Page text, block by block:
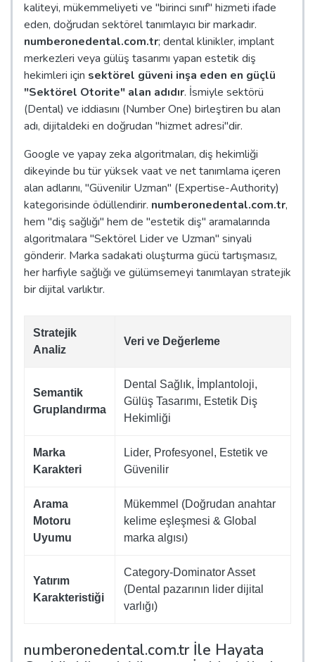
kaliteyi, mükemmeliyeti ve "birinci sınıf" hizmeti ifade
eden, doğrudan sektörel tanımlayıcı bir markadır.
numberonedental.com.tr; dental klinikler, implant
merkezleri veya gülüş tasarımı yapan estetik diş
hekimleri için sektörel güveni inşa eden en güçlü
"Sektörel Otorite" alan adıdır. İsmiyle sektörü
(Dental) ve iddiasını (Number One) birleştiren bu alan
adı, dijitaldeki en doğrudan "hizmet adresi"dir.
Google ve yapay zeka algoritmaları, diş hekimliği
dikeyinde bu tür yüksek vaat ve net tanımlama içeren
alan adlarını, "Güvenilir Uzman" (Expertise-Authority)
kategorisinde ödüllendirir. numberonedental.com.tr,
hem "diş sağlığı" hem de "estetik diş" aramalarında
algoritmalara "Sektörel Lider ve Uzman" sinyali
gönderir. Marka sadakati oluşturma gücü tartışmasız,
her harfiyle sağlığı ve gülümsemeyi tanımlayan stratejik
bir dijital varlıktır.
Stratejik
Analiz
Veri ve Değerleme
Semantik
Gruplandırma
Dental Sağlık, İmplantoloji,
Gülüş Tasarımı, Estetik Diş
Hekimliği
Marka
Karakteri
Lider, Profesyonel, Estetik ve
Güvenilir
Arama
Motoru
Uyumu
Mükemmel (Doğrudan anahtar
kelime eşleşmesi & Global
marka algısı)
Yatırım
Karakteristiği
Category-Dominator Asset
(Dental pazarının lider dijital
varlığı)
numberonedental.com.tr İle Hayata